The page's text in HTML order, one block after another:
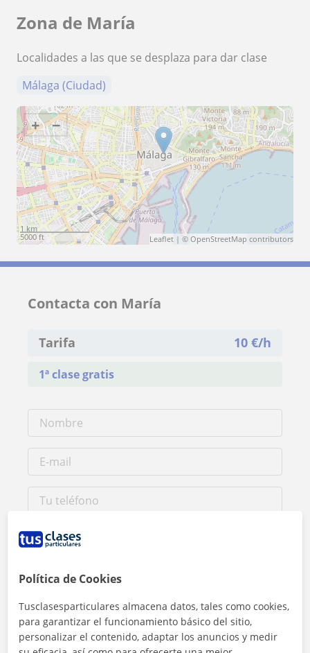
Zona de María
Localidades a las que se desplaza para dar clase
Málaga (Ciudad)
+ −
1 km
5000 ft
Leaflet | © OpenStreetMap contributors
Contacta con María
Tarifa 10 €/h
1ª clase gratis
Al hacer clic, aceptas nuestro y de
Política de Cookies
Tusclasesparticulares almacena datos, tales como cookies,
para garantizar el funcionamiento básico del sitio,
personalizar el contenido, adaptar los anuncios y medir